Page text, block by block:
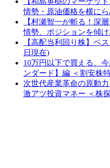
情勢・原油価格を横にら
【村瀬智一が斬る！深
情勢、ポジションを傾け
【高配当利回り株】ベ
日現在)
10万円以下で買える、
ンダード】編 ＜割安株
次世代産業革命の原動
激アツ投資マネー ＜株